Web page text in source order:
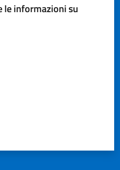
le informazioni su